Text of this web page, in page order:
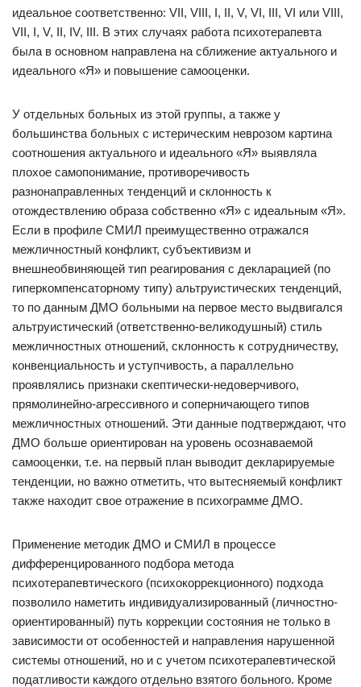
идеальное соответственно: VII, VIII, I, II, V, VI, III, VI или VIII,
VII, I, V, II, IV, III. В этих случаях работа психотерапевта
была в основном направлена на сближение актуального и
идеального «Я» и повышение самооценки.
У отдельных больных из этой группы, а также у
большинства больных с истерическим неврозом картина
соотношения актуального и идеального «Я» выявляла
плохое самопонимание, противоречивость
разнонаправленных тенденций и склонность к
отождествлению образа собственно «Я» с идеальным «Я».
Если в профиле СМИЛ преимущественно отражался
межличностный конфликт, субъективизм и
внешнеобвиняющей тип реагирования с декларацией (по
гиперкомпенсаторному типу) альтруистических тенденций,
то по данным ДМО больными на первое место выдвигался
альтруистический (ответственно-великодушный) стиль
межличностных отношений, склонность к сотрудничеству,
конвенциальность и уступчивость, а параллельно
проявлялись признаки скептически-недоверчивого,
прямолинейно-агрессивного и соперничающего типов
межличностных отношений. Эти данные подтверждают, что
ДМО больше ориентирован на уровень осознаваемой
самооценки, т.е. на первый план выводит декларируемые
тенденции, но важно отметить, что вытесняемый конфликт
также находит свое отражение в психограмме ДМО.
Применение методик ДМО и СМИЛ в процессе
дифференцированного подбора метода
психотерапевтического (психокоррекционного) подхода
позволило наметить индивидуализированный (личностно-
ориентированный) путь коррекции состояния не только в
зависимости от особенностей и направления нарушенной
системы отношений, но и с учетом психотерапевтической
податливости каждого отдельно взятого больного. Кроме